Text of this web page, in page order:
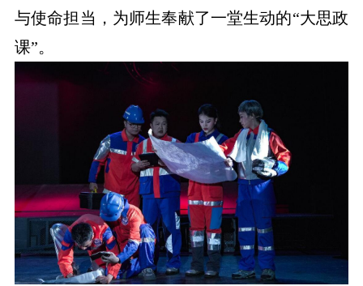
与使命担当，为师生奉献了一堂生动的“大思政
课”。